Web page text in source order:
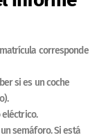
corresponde
si es un coche
semáforo. Si está